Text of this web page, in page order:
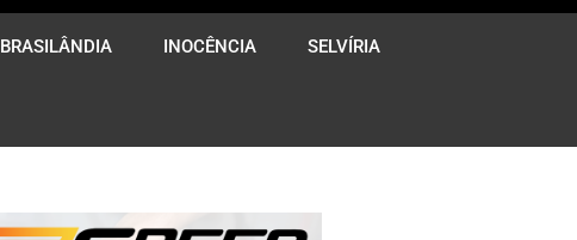
BRASILÂNDIA INOCÊNCIA SELVÍRIA